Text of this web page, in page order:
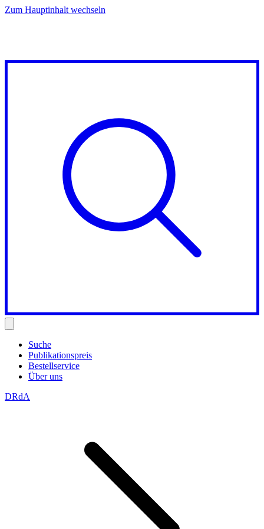
Zum Hauptinhalt wechseln
Suche
Publikationspreis
Bestellservice
Über uns
DRdA